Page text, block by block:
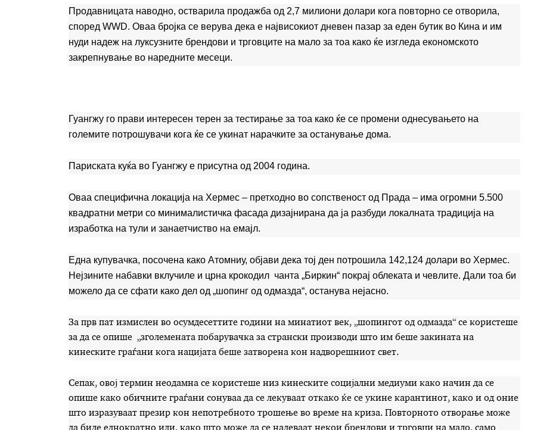
Продавницата наводно, остварила продажба од 2,7 милиони долари кога повторно се отворила,
според WWD. Оваа бројка се верува дека е највисокиот дневен пазар за еден бутик во Кина и им
нуди надеж на луксузните брендови и трговците на мало за тоа како ќе изгледа економското
закрепнување во наредните месеци.
Гуангжу го прави интересен терен за тестирање за тоа како ќе се промени однесувањето на
големите потрошувачи кога ќе се укинат нарачките за останување дома.
Париската куќа во Гуангжу е присутна од 2004 година.
Оваа специфична локација на Хермес – претходно во сопственост од Прада – има огромни 5.500
квадратни метри со минималистичка фасада дизајнирана да ја разбуди локалната традиција на
изработка на тули и занаетчиство на емајл.
Една купувачка, посочена како Атомниу, објави дека тој ден потрошила 142,124 долари во Хермес.
Нејзините набавки вклучиле и црна крокодил чанта „Биркин“ покрај облеката и чевлите. Дали тоа би
можело да се сфати како дел од „шопинг од одмазда“, останува нејасно.
За прв пат измислен во осумдесеттите години на минатиот век, „шопингот од одмазда“ се користеше
за да се опише „зголемената побарувачка за странски производи што им беше закината на
кинеските граѓани кога нацијата беше затворена кон надворешниот свет.
Сепак, овој термин неодамна се користеше низ кинеските социјални медиуми како начин да се
опише како обичните граѓани сонуваа да се лекуваат откако ќе се укине карантинот, како и од оние
што изразуваат презир кон непотребното трошење во време на криза. Повторното отворање може